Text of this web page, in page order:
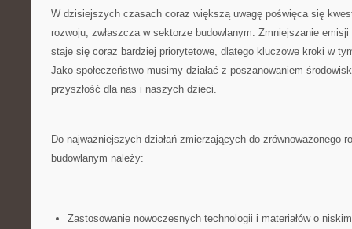
W dzisiejszych czasach coraz większą uwagę ​poświęca się
rozwoju, zwłaszcza w sektorze budowlanym. Zmniejszanie
staje się coraz bardziej priorytetowe, dlatego ​kluczowe kroki w
Jako społeczeństwo musimy działać z poszanowaniem
przyszłość dla nas i naszych dzieci.
Do najważniejszych działań zmierzających do zrównoważonego
budowlanym należy:
Zastosowanie nowoczesnych technologii i materiałów o